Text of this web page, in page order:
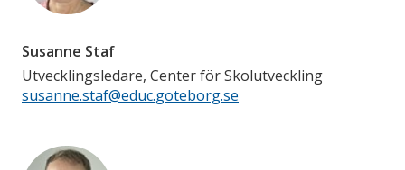
Susanne Staf
Utvecklingsledare, Center för Skolutveckling
susanne.staf@educ.goteborg.se